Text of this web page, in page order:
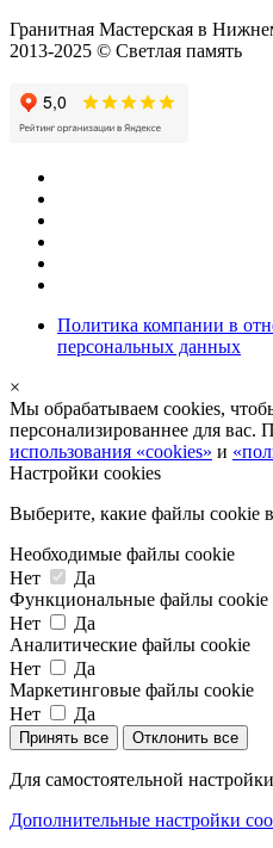
Гранитная Мастерская в
2013-2025 © Светлая память
Политика компании в
персональных данных
×
Мы обрабатываем cookies,
персонализированнее для вас.
использования «cookies» и
Настройки cookies
Выберите, какие файлы cookie
Необходимые файлы cookie
Нет
Да
Функциональные файлы cookie
Нет
Да
Аналитические файлы cookie
Нет
Да
Маркетинговые файлы cookie
Нет
Да
Принять все Отклонить все
Для самостоятельной
Дополнительные настройки